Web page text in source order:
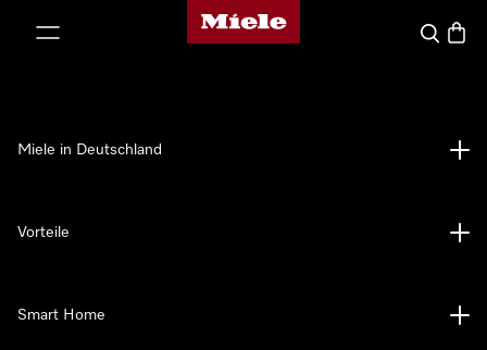
Miele-Homepage
Suche
Miele in Deutschland
Vorteile
Smart Home